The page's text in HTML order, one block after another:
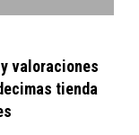
valoraciones
tienda